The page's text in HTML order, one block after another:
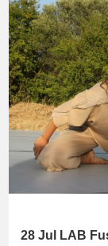
28 Jul LAB